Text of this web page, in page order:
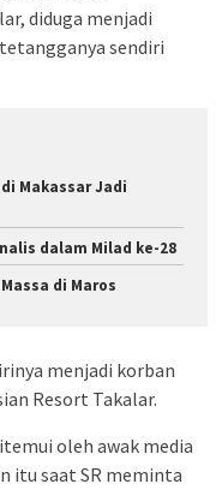
diduga menjadi
sendiri
Makassar Jadi
dalam Milad ke-28
di Maros
menjadi korban
Resort Takalar.
oleh awak media
itu saat SR meminta